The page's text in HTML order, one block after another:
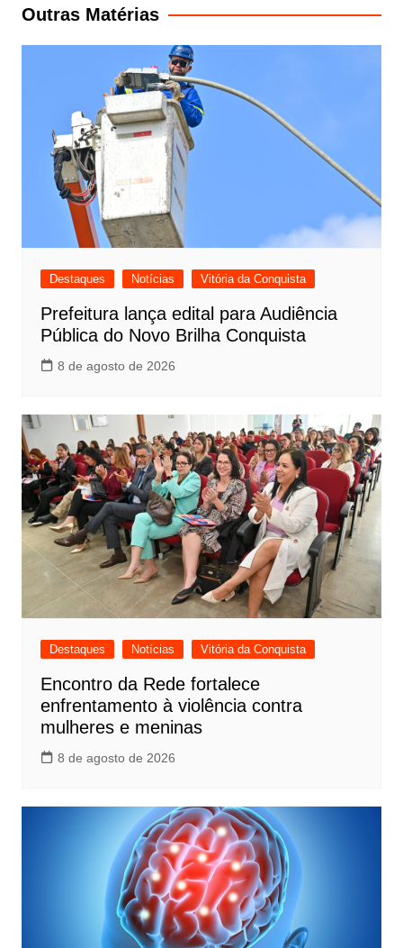
Post
Outras Matérias
Destaques Notícias Vitória da Conquista
Prefeitura lança edital para Audiência
Pública do Novo Brilha Conquista
8 de agosto de 2026
Destaques Notícias Vitória da Conquista
Encontro da Rede fortalece
enfrentamento à violência contra
mulheres e meninas
8 de agosto de 2026